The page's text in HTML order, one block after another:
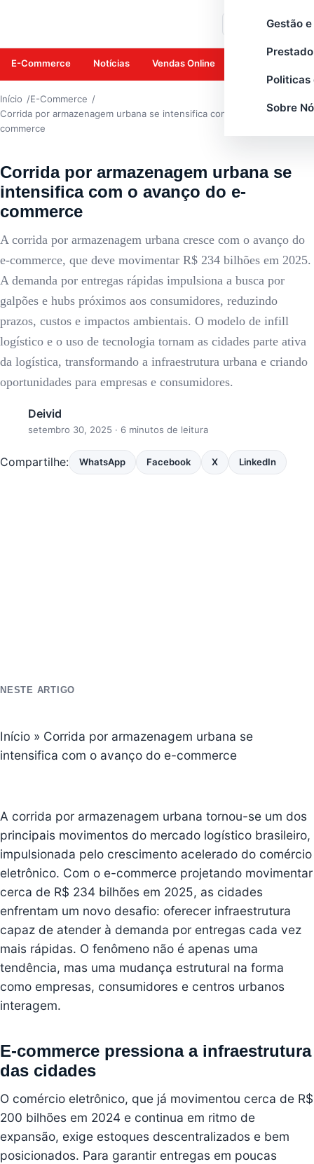
Gestão
Politicas
Sobre
E-Commerce Notícias Vendas Online
Início
E-Commerce
Corrida por armazenagem urbana se intensifica com o avanço do e-
commerce
Corrida por armazenagem urbana se
intensifica com o avanço do e-
commerce
A corrida por armazenagem urbana cresce com o avanço do
e-commerce, que deve movimentar R$ 234 bilhões em 2025.
A demanda por entregas rápidas impulsiona a busca por
galpões e hubs próximos aos consumidores, reduzindo
prazos, custos e impactos ambientais. O modelo de infill
logístico e o uso de tecnologia tornam as cidades parte ativa
da logística, transformando a infraestrutura urbana e criando
oportunidades para empresas e consumidores.
Deivid
setembro 30, 2025 · 6 minutos de leitura
Compartilhe: WhatsApp Facebook X LinkedIn
NESTE ARTIGO
Início » Corrida por armazenagem urbana se
intensifica com o avanço do e-commerce
A corrida por armazenagem urbana tornou-se um dos
principais movimentos do mercado logístico brasileiro,
impulsionada pelo crescimento acelerado do comércio
eletrônico. Com o e-commerce projetando movimentar
cerca de R$ 234 bilhões em 2025, as cidades
enfrentam um novo desafio: oferecer infraestrutura
capaz de atender à demanda por entregas cada vez
mais rápidas. O fenômeno não é apenas uma
tendência, mas uma mudança estrutural na forma
como empresas, consumidores e centros urbanos
interagem.
E-commerce pressiona a infraestrutura
das cidades
O comércio eletrônico, que já movimentou cerca de R$
200 bilhões em 2024 e continua em ritmo de
expansão, exige estoques descentralizados e bem
posicionados. Para garantir entregas em poucas